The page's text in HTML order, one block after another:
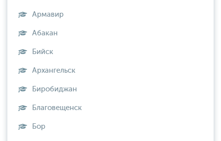
Армавир
Абакан
Бийск
Архангельск
Биробиджан
Благовещенск
Бор